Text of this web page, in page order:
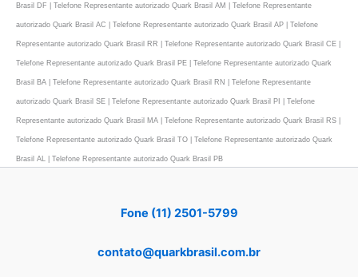
Brasil DF | Telefone Representante autorizado Quark Brasil AM | Telefone Representante
autorizado Quark Brasil AC | Telefone Representante autorizado Quark Brasil AP | Telefone
Representante autorizado Quark Brasil RR | Telefone Representante autorizado Quark Brasil CE |
Telefone Representante autorizado Quark Brasil PE | Telefone Representante autorizado Quark
Brasil BA | Telefone Representante autorizado Quark Brasil RN | Telefone Representante
autorizado Quark Brasil SE | Telefone Representante autorizado Quark Brasil PI | Telefone
Representante autorizado Quark Brasil MA | Telefone Representante autorizado Quark Brasil RS |
Telefone Representante autorizado Quark Brasil TO | Telefone Representante autorizado Quark
Brasil AL | Telefone Representante autorizado Quark Brasil PB
Fone (11) 2501-5799
contato@quarkbrasil.com.br